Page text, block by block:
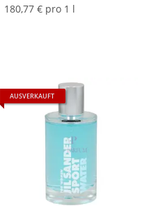
180,77 € pro 1 l
AUSVERKAUFT